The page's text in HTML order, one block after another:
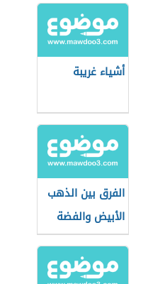
أشياء غريبة
الفرق بين الذهب
الأبيض والفضة